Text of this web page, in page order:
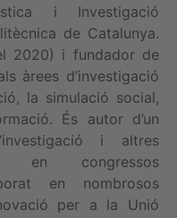
i Investigació
de Catalunya.
2020) i fundador de
àrees d’investigació
la simulació social,
És autor d’un
i altres
en congressos
en nombrosos
per a la Unió